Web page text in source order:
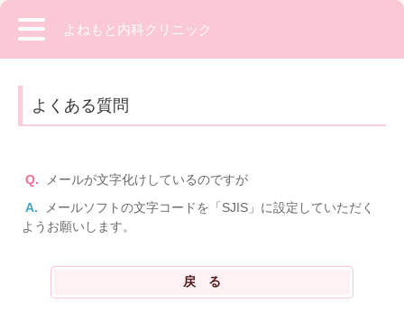
よねもと内科クリニック
よくある質問
Q.
メールが文字化けしているのですが
A.
メールソフトの文字コードを「SJIS」に設定していただく
ようお願いします。